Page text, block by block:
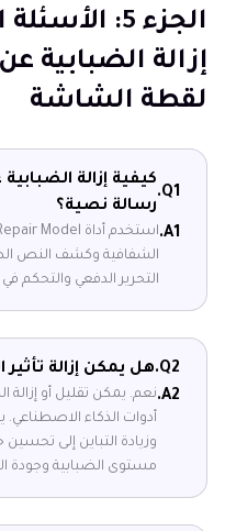
الجزء 5:
إزالة الضبابية
لقطة الشاشة
Q1.
كيفية إزالة
رسالة نصية؟
A1.
الشفافية وكشف النص
التحرير الدفعي والتحكم
Q2. هل يمكن إزالة تأثير
A2. نعم. يمكن تقليل أو إزالة
أدوات الذكاء
وزيادة التباين إلى
مستوى الضبابية وجودة